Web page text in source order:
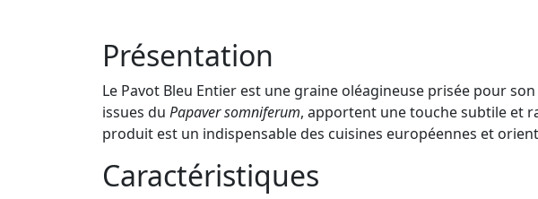
Présentation
Le Pavot Bleu Entier est une graine oléagineuse prisée pour
issues du Papaver somniferum, apportent une touche subtile et
produit est un indispensable des cuisines européennes et
Caractéristiques